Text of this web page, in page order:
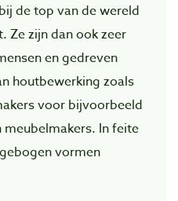
de top van de wereld
Ze zijn dan ook zeer
en gedreven
houtbewerking zoals
voor bijvoorbeeld
In feite
vormen